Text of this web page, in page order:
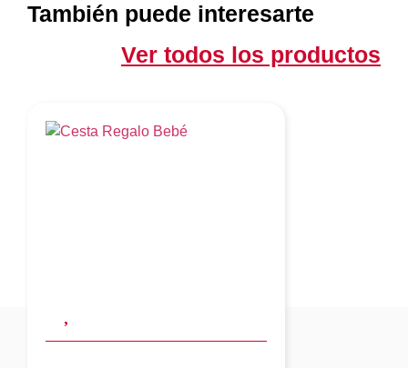
También puede interesarte
Ver todos los productos